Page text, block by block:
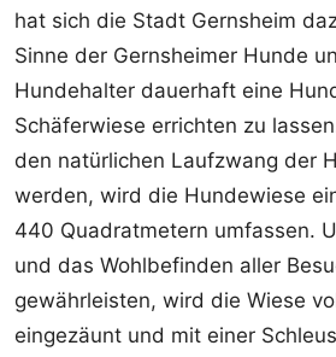
hat sich die Stadt Gernsheim
Sinne der Gernsheimer Hunde
Hundehalter dauerhaft eine
Schäferwiese errichten zu
den natürlichen Laufzwang der
werden, wird die Hundewiese
440 Quadratmetern umfassen.
und das Wohlbefinden aller
gewährleisten, wird die Wiese
eingezäunt und mit einer